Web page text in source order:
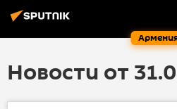
Новости от